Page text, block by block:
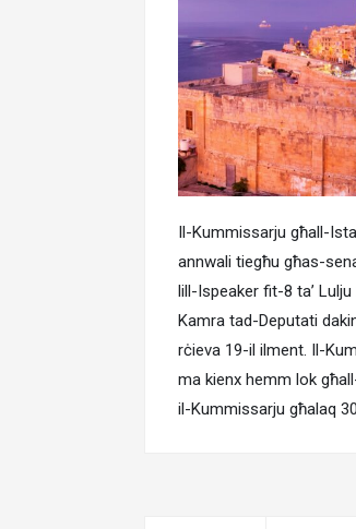
Il-Kummissarju għall-
annwali tiegħu għas-
lill-Ispeaker fit-8 ta’
Kamra tad-Deputati
rċieva 19-il ilment. Il-
ma kienx hemm lok
il-Kummissarju għalaq 30